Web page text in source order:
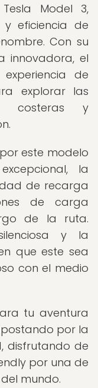
Model 3,
eficiencia de
Con su
innovadora, el
de
explorar las
costeras y
este modelo
la
de recarga
de carga
de la ruta.
y la
que este sea
con el medio
tu aventura
por la
disfrutando de
por una de
mundo.